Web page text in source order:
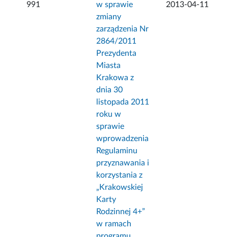
991
w sprawie
zmiany
zarządzenia Nr
2864/2011
Prezydenta
Miasta
Krakowa z
dnia 30
listopada 2011
roku w
sprawie
wprowadzenia
Regulaminu
przyznawania i
korzystania z
„Krakowskiej
Karty
Rodzinnej 4+”
w ramach
2013-04-11